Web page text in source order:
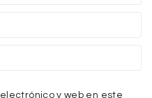
y web en este